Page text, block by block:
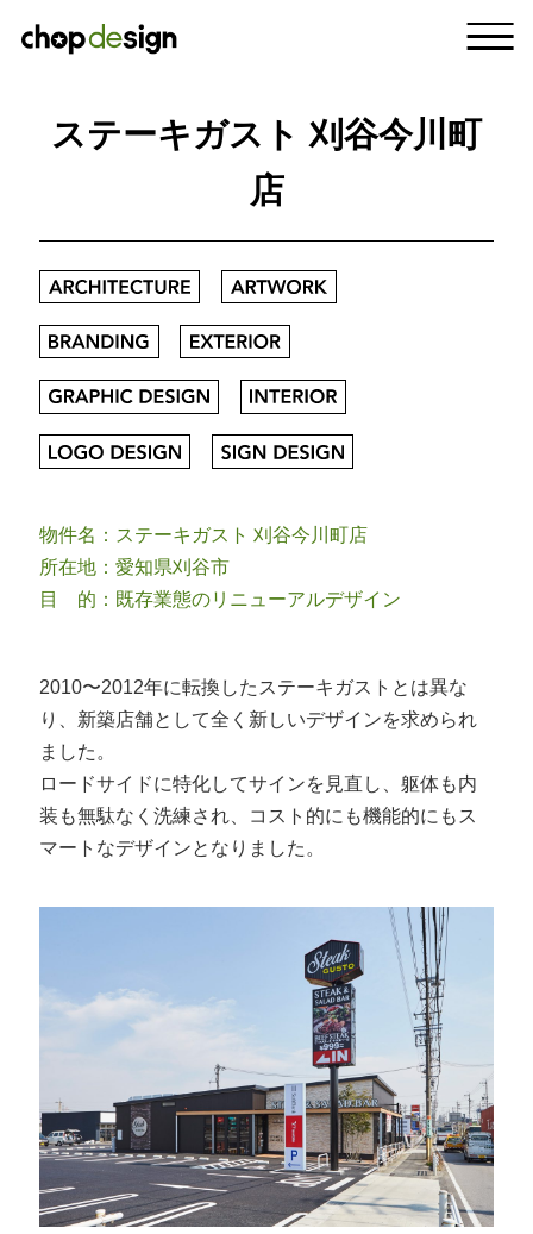
ステーキガスト 刈谷今川町
店
物件名：ステーキガスト 刈谷今川町店
所在地：愛知県刈谷市
目 的：既存業態のリニューアルデザイン
2010〜2012年に転換したステーキガストとは異な
り、新築店舗として全く新しいデザインを求められ
ました。
ロードサイドに特化してサインを見直し、躯体も内
装も無駄なく洗練され、コスト的にも機能的にもス
マートなデザインとなりました。